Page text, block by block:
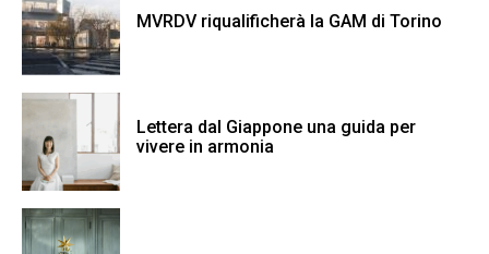
MVRDV riqualificherà la GAM di Torino
Lettera dal Giappone una guida per
vivere in armonia